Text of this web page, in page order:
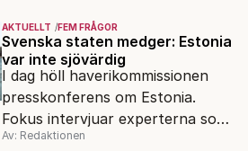
AKTUELLT FEM FRÅGOR
Svenska staten medger: Estonia
var inte sjövärdig
I dag höll haverikommissionen
presskonferens om Estonia.
Fokus intervjuar experterna som
sagt samma sak sen 2003.
Av: Redaktionen